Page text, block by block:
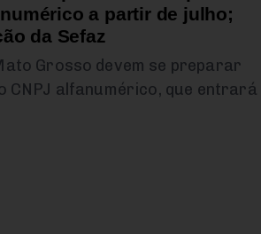
a partir de julho;
da Sefaz
Grosso devem se preparar
CNPJ alfanumérico, que entrará